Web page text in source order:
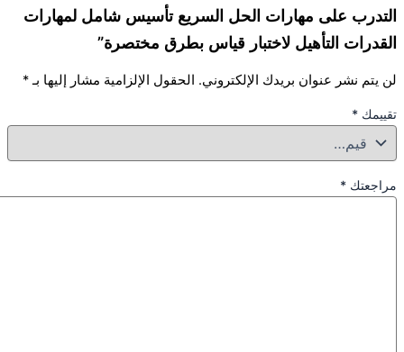
على مهارات الحل السريع تأسيس شامل لمهارات
التأهيل لاختبار قياس بطرق مختصرة”
نشر عنوان بريدك الإلكتروني. الحقول الإلزامية مشار إليها بـ*
*
*